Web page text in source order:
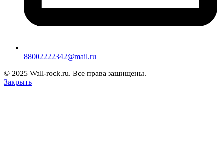
88002222342@mail.ru
© 2025 Wall-rock.ru. Все права защищены.
Закрыть